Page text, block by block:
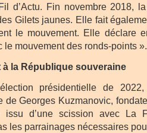
d’Actu. Fin novembre 2018,
Gilets jaunes. Elle fait
le mouvement. Elle déclare
le mouvement des ronds-points ».
à la République souveraine
présidentielle de
de Georges Kuzmanovic,
issu d’une scission avec La
les parrainages nécessaires